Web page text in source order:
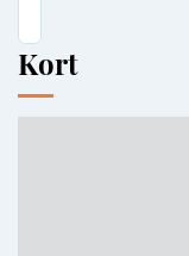
Kort